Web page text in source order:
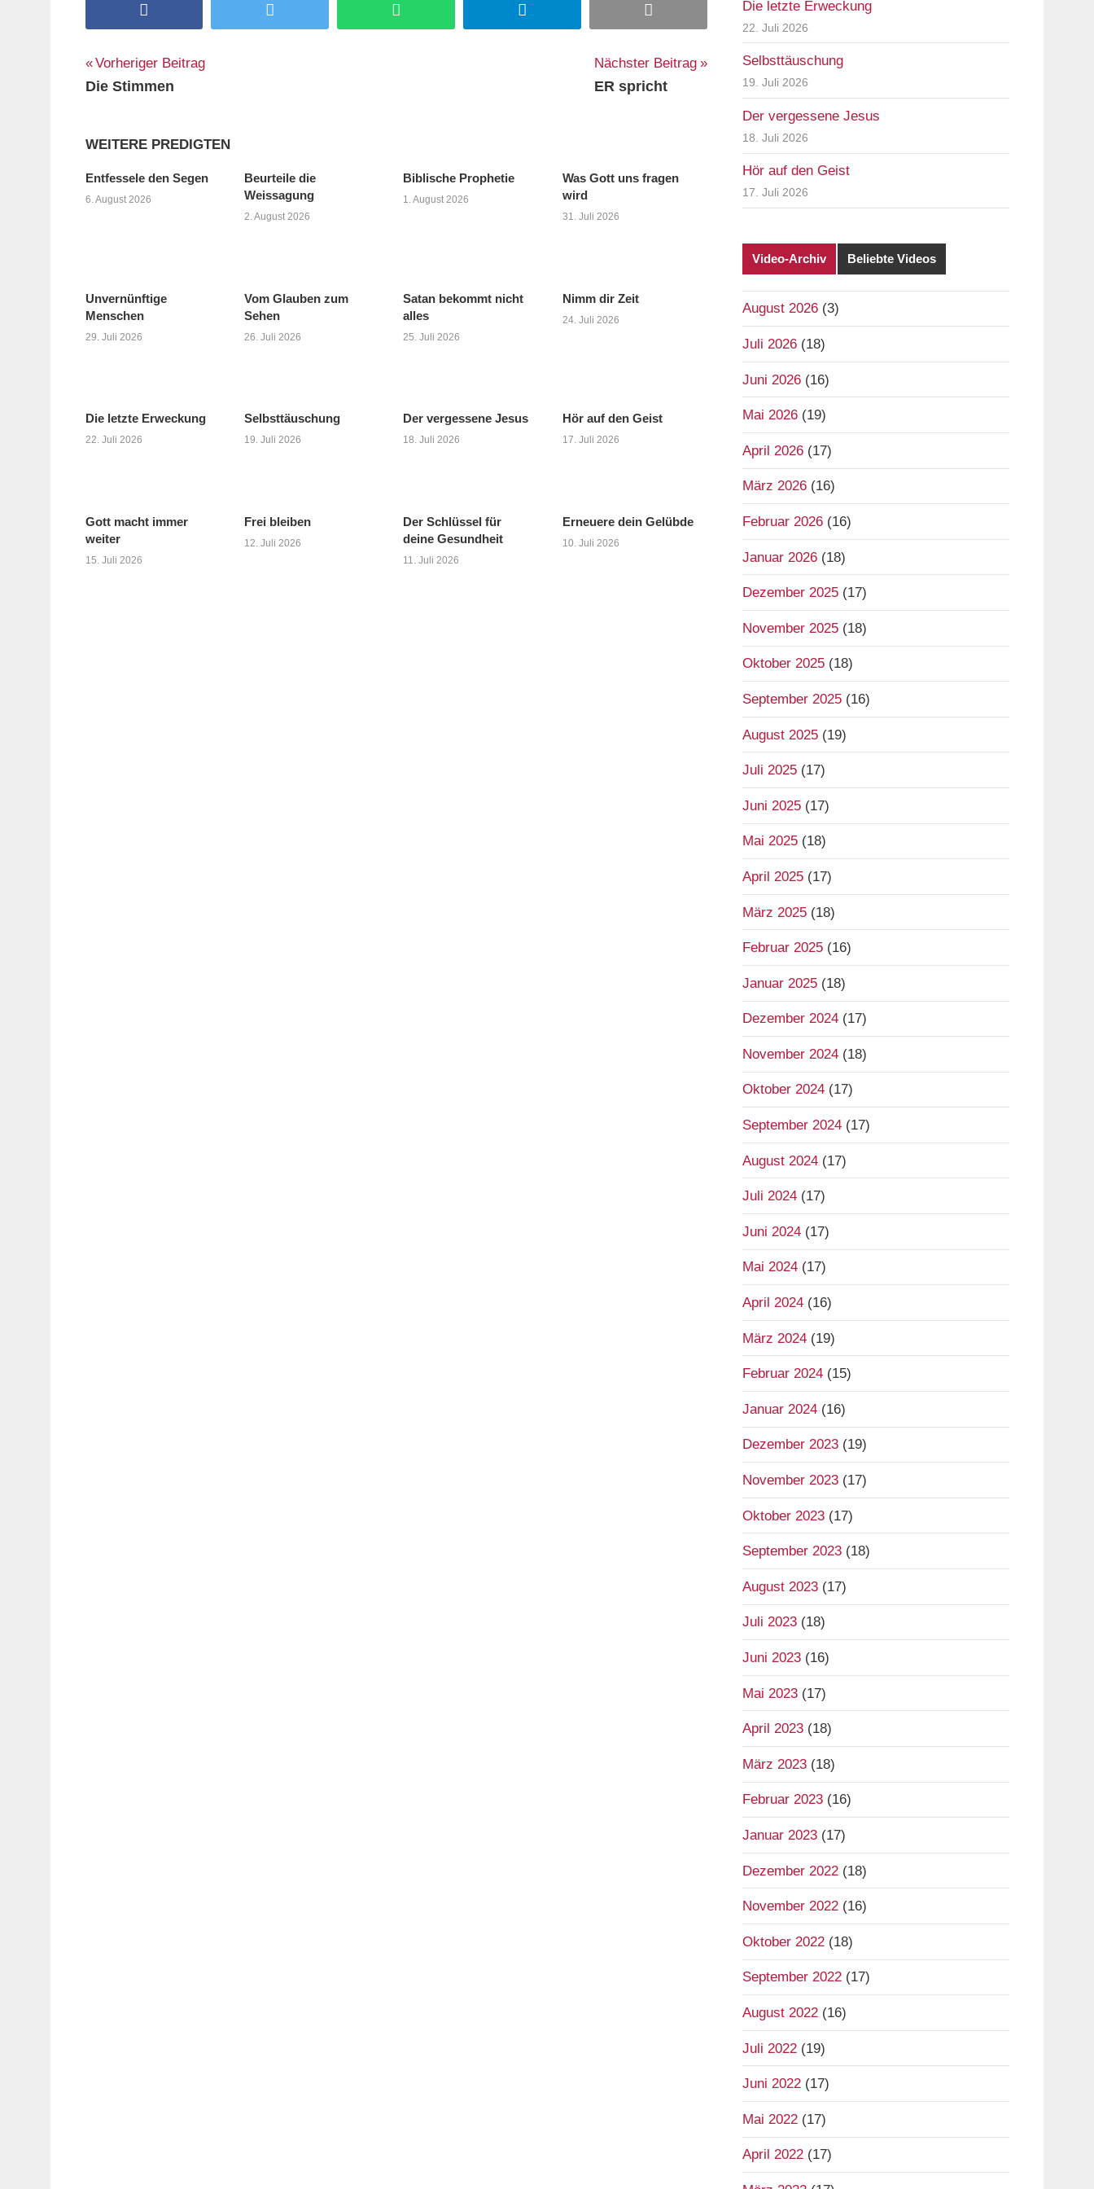
Beitragsnavigation
Vorheriger Beitrag
Die Stimmen
Nächster Beitrag
ER spricht
WEITERE PREDIGTEN
Entfessele den Segen
6. August 2026
Beurteile die
Weissagung
2. August 2026
Biblische Prophetie
1. August 2026
Was Gott uns fragen
wird
31. Juli 2026
Unvernünftige
Menschen
29. Juli 2026
Vom Glauben zum
Sehen
26. Juli 2026
Satan bekommt nicht
alles
25. Juli 2026
Nimm dir Zeit
24. Juli 2026
Die letzte Erweckung
22. Juli 2026
Selbsttäuschung
19. Juli 2026
Der vergessene Jesus
18. Juli 2026
Hör auf den Geist
17. Juli 2026
Gott macht immer
weiter
15. Juli 2026
Frei bleiben
12. Juli 2026
Der Schlüssel für
deine Gesundheit
11. Juli 2026
Erneuere dein Gelübde
10. Juli 2026
Die letzte Erweckung
22. Juli 2026
Selbsttäuschung
19. Juli 2026
Der vergessene Jesus
18. Juli 2026
Hör auf den Geist
17. Juli 2026
Video-Archiv Beliebte Videos
August 2026(3)
Juli 2026(18)
Juni 2026(16)
Mai 2026(19)
April 2026(17)
März 2026(16)
Februar 2026(16)
Januar 2026(18)
Dezember 2025(17)
November 2025(18)
Oktober 2025(18)
September 2025(16)
August 2025(19)
Juli 2025(17)
Juni 2025(17)
Mai 2025(18)
April 2025(17)
März 2025(18)
Februar 2025(16)
Januar 2025(18)
Dezember 2024(17)
November 2024(18)
Oktober 2024(17)
September 2024(17)
August 2024(17)
Juli 2024(17)
Juni 2024(17)
Mai 2024(17)
April 2024(16)
März 2024(19)
Februar 2024(15)
Januar 2024(16)
Dezember 2023(19)
November 2023(17)
Oktober 2023(17)
September 2023(18)
August 2023(17)
Juli 2023(18)
Juni 2023(16)
Mai 2023(17)
April 2023(18)
März 2023(18)
Februar 2023(16)
Januar 2023(17)
Dezember 2022(18)
November 2022(16)
Oktober 2022(18)
September 2022(17)
August 2022(16)
Juli 2022(19)
Juni 2022(17)
Mai 2022(17)
April 2022(17)